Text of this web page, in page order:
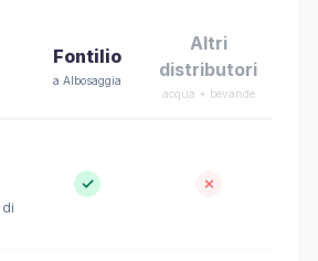
Fontilio
a Albosaggia
Altri
distributori
acqua + bevande
✓ ✗